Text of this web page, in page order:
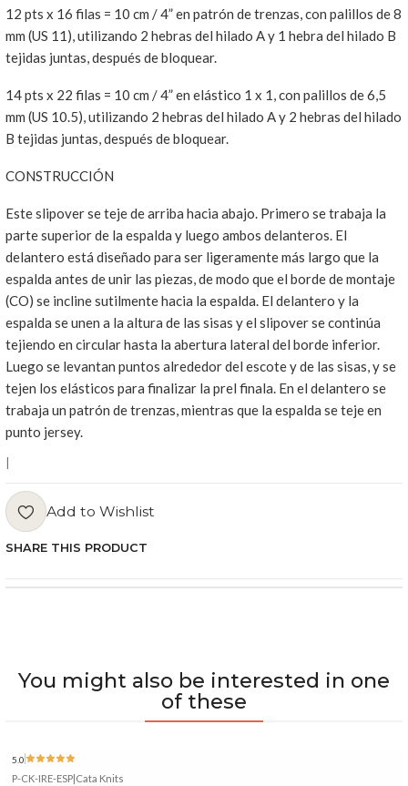
12 pts x 16 filas = 10 cm / 4” en patrón de trenzas, con palillos de 8
mm (US 11), utilizando 2 hebras del hilado A y 1 hebra del hilado B
tejidas juntas, después de bloquear.
14 pts x 22 filas = 10 cm / 4” en elástico 1 x 1, con palillos de 6,5
mm (US 10.5), utilizando 2 hebras del hilado A y 2 hebras del hilado
B tejidas juntas, después de bloquear.
CONSTRUCCIÓN
Este slipover se teje de arriba hacia abajo. Primero se trabaja la
parte superior de la espalda y luego ambos delanteros. El
delantero está diseñado para ser ligeramente más largo que la
espalda antes de unir las piezas, de modo que el borde de montaje
(CO) se incline sutilmente hacia la espalda. El delantero y la
espalda se unen a la altura de las sisas y el slipover se continúa
tejiendo en circular hasta la abertura lateral del borde inferior.
Luego se levantan puntos alrededor del escote y de las sisas, y se
tejen los elásticos para finalizar la prel finala. En el delantero se
trabaja un patrón de trenzas, mientras que la espalda se teje en
punto jersey.
Add to Wishlist
SHARE THIS PRODUCT
You might also be interested in one
of these
5.0
P-CK-IRE-ESP Cata Knits